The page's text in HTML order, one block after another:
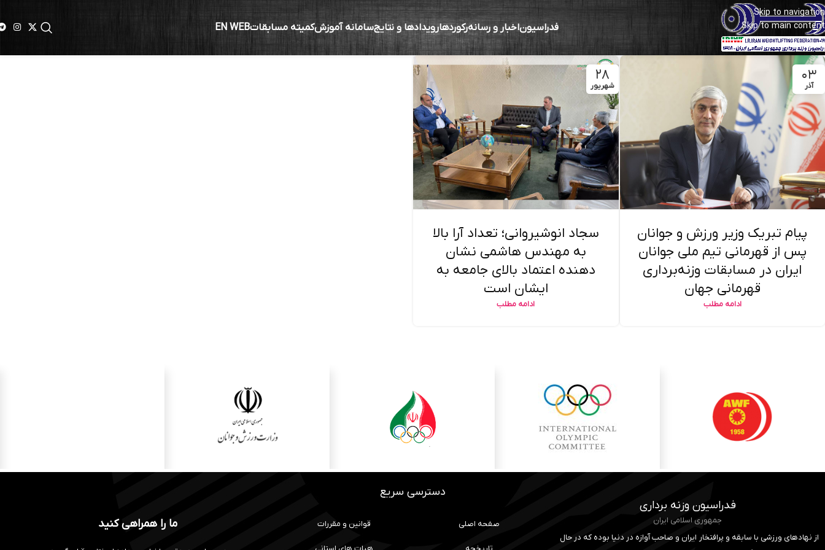
Skip to navigation
Skip to main content
فدراسیوناخبار و رسانهرکوردهارویدادها و نتایجسامانه آموزشکمیته مسابقاتEN WEB
۰۳
آذر
پیام تبریک وزیر ورزش و جوانان
پس از قهرمانی تیم ملی جوانان
ایران در مسابقات وزنه‌برداری
قهرمانی جهان
ادامه مطلب
۲۸
شهریور
سجاد انوشیروانی؛ تعداد آرا بالا
به مهندس هاشمی نشان
دهنده اعتماد بالای جامعه به
ایشان است
ادامه مطلب
فدراسیون وزنه برداری
جمهوری اسلامی ایران
از نهادهای ورزشی با سابقه و پرافتخار ایران و صاحب آوازه در دنیا بوده که در حال
دسترسی سریع
صفحه اصلی قوانین و مقررات ما را همراهی کنید